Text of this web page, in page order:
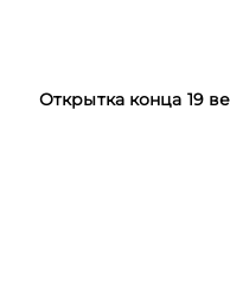
Открытка конца 19